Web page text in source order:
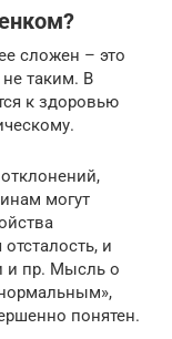
сложен – это
не таким. В
к здоровью
могут
и
и пр. Мысль о
понятен.